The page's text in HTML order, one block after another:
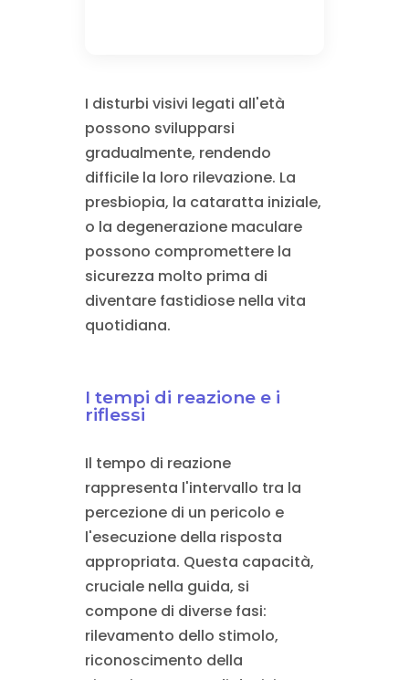
I disturbi visivi legati all'età
possono svilupparsi
gradualmente, rendendo
difficile la loro rilevazione. La
presbiopia, la cataratta iniziale,
o la degenerazione maculare
possono compromettere la
sicurezza molto prima di
diventare fastidiose nella vita
quotidiana.
I tempi di reazione e i
riflessi
Il tempo di reazione
rappresenta l'intervallo tra la
percezione di un pericolo e
l'esecuzione della risposta
appropriata. Questa capacità,
cruciale nella guida, si
compone di diverse fasi:
rilevamento dello stimolo,
riconoscimento della